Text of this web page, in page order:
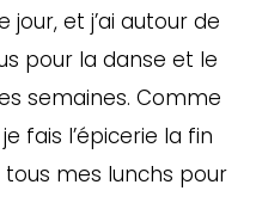
et j’ai autour de
pour la danse et le
semaines. Comme
fais l’épicerie la fin
mes lunchs pour